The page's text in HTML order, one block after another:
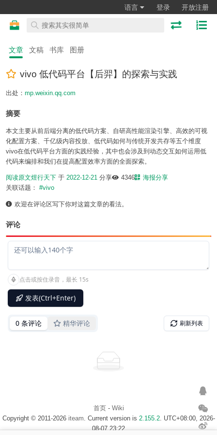
语言 登录 开放注册
文章 文稿 书库 图册
vivo 低代码平台【后羿】的探索与实践
出处： mp.weixin.qq.com
摘要
本文主要从前后端分离的低代码方案、自研高性能渲染引擎、高效的可视
化配置方案、千亿级内容投放、低代码如何与传统开发共存等五个维度
vivo在低代码平台方面的实践经验，其中也会涉及到动态交互如何运用低
代码来编排和我们在提高配置效率方面的全面探索。
阅读原文煜行天下 于 2022-12-21 分享 4346
海报分享
关联话题： #vivo
欢迎在评论区写下你对这篇文章的看法。
评论
首页- Wiki
Copyright © 2011-2026 iteam. Current version is 2.155.2. UTC+08:00, 2026-
08-07 23:22